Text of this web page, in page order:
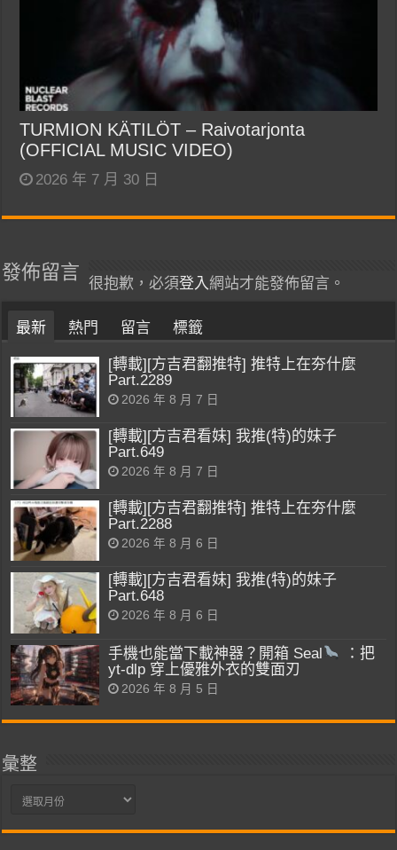
TURMION KÄTILÖT – Raivotarjonta
(OFFICIAL MUSIC VIDEO)
2026 年 7 月 30 日
發佈留言
很抱歉，必須登入網站才能發佈留言。
最新 熱門 留言 標籤
[轉載][方吉君翻推特] 推特上在夯什麼
Part.2289
2026 年 8 月 7 日
[轉載][方吉君看妹] 我推(特)的妹子
Part.649
2026 年 8 月 7 日
[轉載][方吉君翻推特] 推特上在夯什麼
Part.2288
2026 年 8 月 6 日
[轉載][方吉君看妹] 我推(特)的妹子
Part.648
2026 年 8 月 6 日
手機也能當下載神器？開箱 Seal
：把
yt-dlp 穿上優雅外衣的雙面刃
2026 年 8 月 5 日
彙整
彙